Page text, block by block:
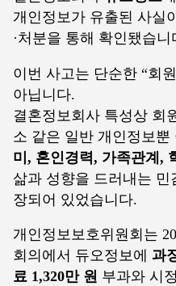
개인정보가 유출된 사실
·처분을 통해 확인됐습니
이번 사고는 단순한 “회
아닙니다.
결혼정보회사 특성상 회
소 같은 일반 개인정보뿐
미, 혼인경력, 가족관계,
삶과 성향을 드러내는 민
장되어 있었습니다.
개인정보보호위원회는
회의에서 듀오정보에 과
료 1,320만 원 부과와 시